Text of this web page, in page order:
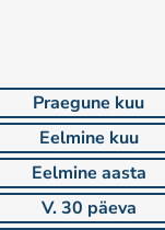
Praegune kuu
Eelmine kuu
Eelmine aasta
V. 30 päeva